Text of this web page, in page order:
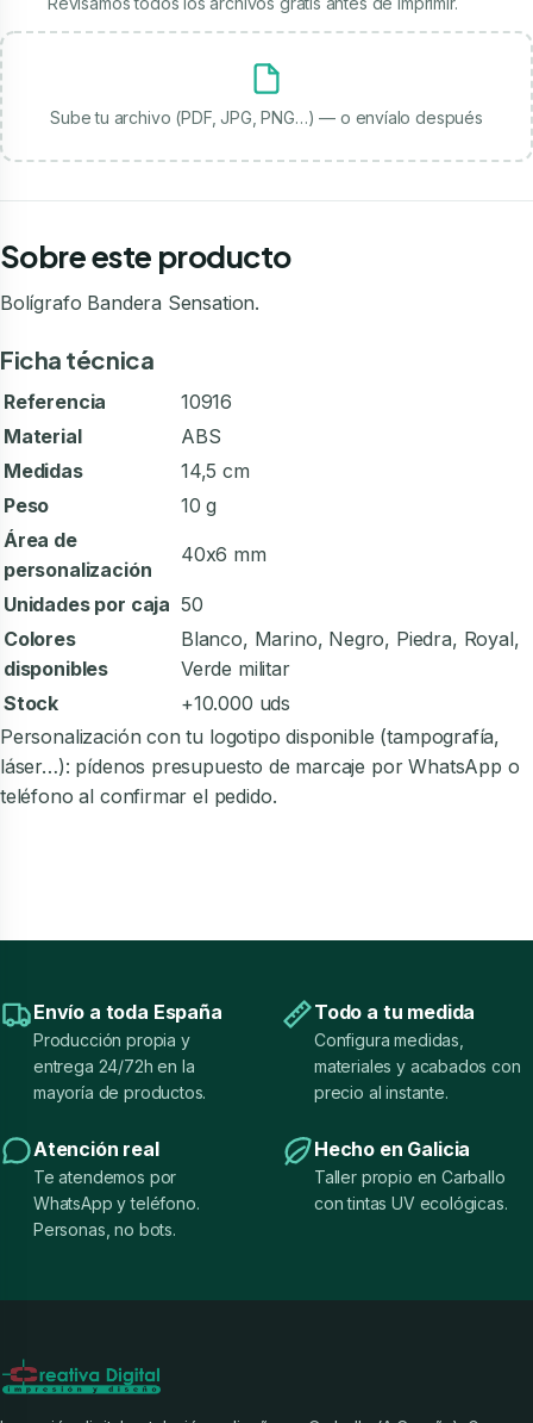
Sube tu archivo (PDF, JPG, PNG…) — o envíalo después
Sobre este producto
Bolígrafo Bandera Sensation.
Ficha técnica
Referencia
10916
Material
ABS
Medidas
14,5 cm
Peso
10 g
Área de
personalización
40x6 mm
Unidades por caja 50
Colores
disponibles
Blanco, Marino, Negro, Piedra, Royal,
Verde militar
Stock
+10.000 uds
Personalización con tu logotipo disponible (tampografía,
láser…): pídenos presupuesto de marcaje por WhatsApp o
teléfono al confirmar el pedido.
Envío a toda España
Producción propia y
entrega 24/72h en la
mayoría de productos.
Todo a tu medida
Configura medidas,
materiales y acabados con
precio al instante.
Atención real
Te atendemos por
WhatsApp y teléfono.
Personas, no bots.
Hecho en Galicia
Taller propio en Carballo
con tintas UV ecológicas.